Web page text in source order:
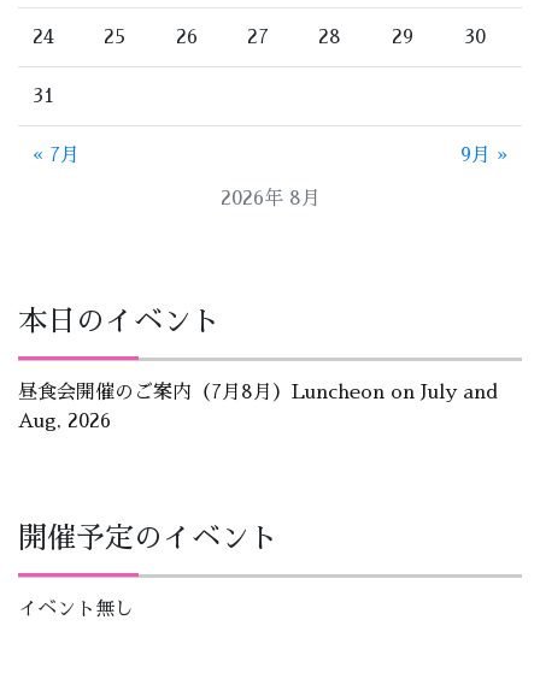
2026年 8月
24 25 26 27 28 29 30
31
« 7月 9月 »
本日のイベント
昼食会開催のご案内（7月8月）Luncheon on July and
Aug, 2026
開催予定のイベント
イベント無し